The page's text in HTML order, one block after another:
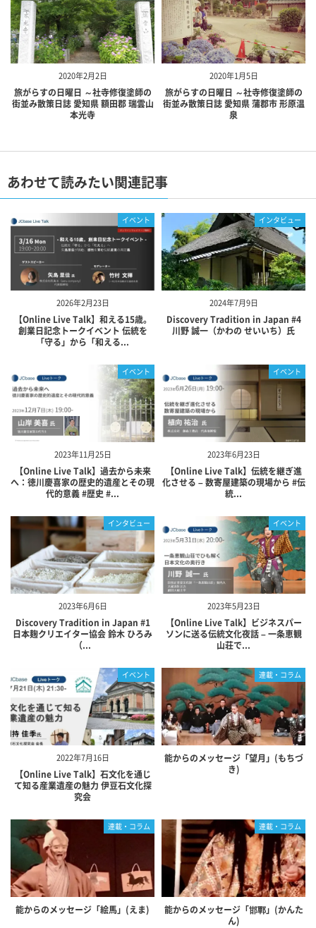
2020年2月2日
旅がらすの日曜日 ～社寺修復塗師の
街並み散策日誌 愛知県 額田郡 瑞雲山
本光寺
2020年1月5日
旅がらすの日曜日 ～社寺修復塗師の
街並み散策日誌 愛知県 蒲郡市 形原温
泉
あわせて読みたい関連記事
2026年2月23日
イベント
【Online Live Talk】和える15歳。
創業日記念トークイベント 伝統を
「守る」から「和える...
2024年7月9日
インタビュー
Discovery Tradition in Japan #4
川野 誠一（かわの せいいち）氏
2023年11月25日
イベント
【Online Live Talk】過去から未来
へ：徳川慶喜家の歴史的遺産とその現
代的意義 #歴史 #...
2023年6月23日
イベント
【Online Live Talk】伝統を継ぎ進
化させる – 数寄屋建築の現場から #伝
統...
2023年6月6日
インタビュー
Discovery Tradition in Japan #1
日本麹クリエイター協会 鈴木 ひろみ
（...
2023年5月23日
イベント
【Online Live Talk】ビジネスパー
ソンに送る伝統文化夜話 – 一条恵観
山荘で...
2022年7月16日
イベント
【Online Live Talk】石文化を通じ
て知る産業遺産の魅力 伊豆石文化探
究会
連載・コラム
能からのメッセージ「望月」(もちづ
き)
連載・コラム
能からのメッセージ「絵馬」(えま)
連載・コラム
能からのメッセージ「邯鄲」(かんた
ん)